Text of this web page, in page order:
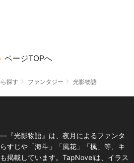
ページTOPへ
探す ファンタジー 光影物語
『光影物語』は、夜月によるファンタ
すじや「海斗」「風花」「楓」等、キ
掲載しています。TapNovelは、イラス